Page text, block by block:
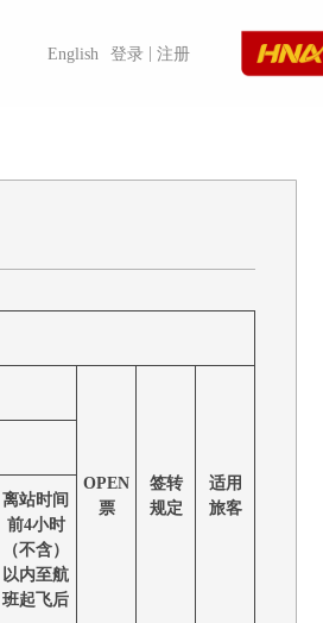
English 登录 注册
OPEN
票
签转
规定
适用
旅客
离站时间
前4小时
（不含）
以内至航
班起飞后